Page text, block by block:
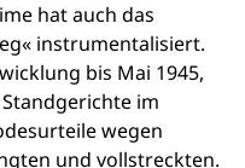
hat auch das
instrumentalisiert.
bis Mai 1945,
im
wegen
und vollstreckten.